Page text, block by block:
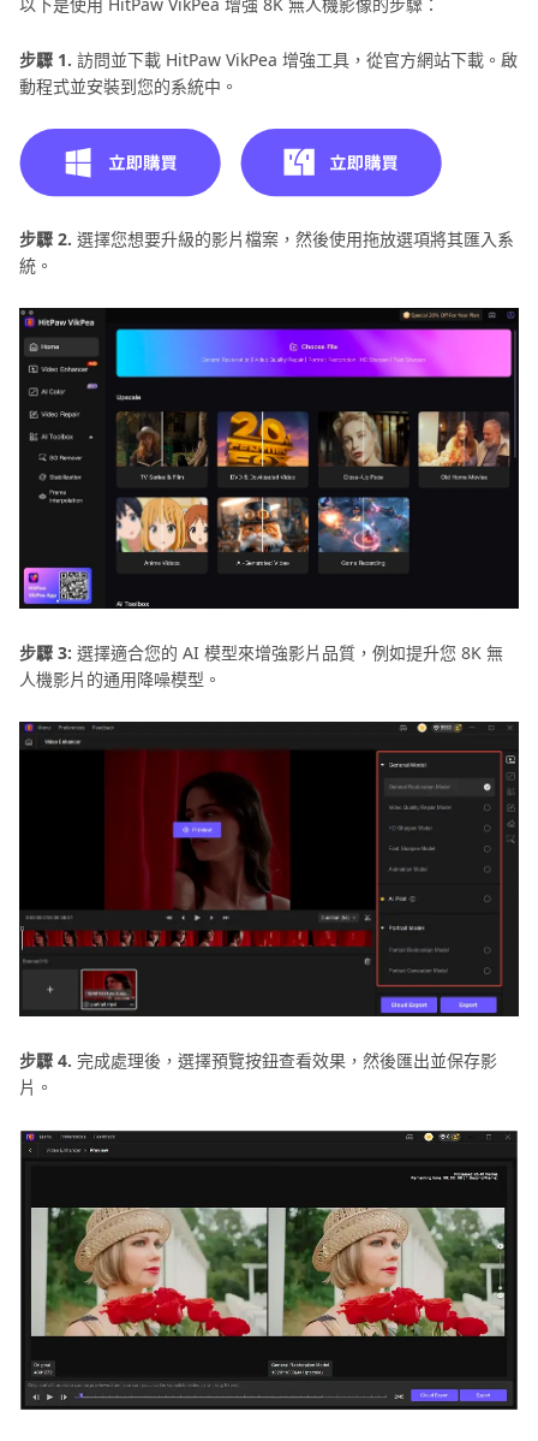
步驟 1. 訪問並下載 HitPaw VikPea 增強工具，從官方網站下載。啟
動程式並安裝到您的系統中。
步驟 2. 選擇您想要升級的影片檔案，然後使用拖放選項將其匯入系
統。
步驟 3: 選擇適合您的 AI 模型來增強影片品質，例如提升您 8K 無
人機影片的通用降噪模型。
步驟 4. 完成處理後，選擇預覽按鈕查看效果，然後匯出並保存影
片。